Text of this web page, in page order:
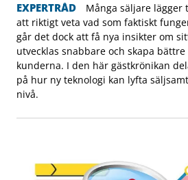
EXPERTRÅD
Många säljare
att riktigt veta vad som faktiskt
går det dock att få nya insikter om
utvecklas snabbare och skapa
kunderna. I den här gästkrönikan
på hur ny teknologi kan lyfta
nivå.